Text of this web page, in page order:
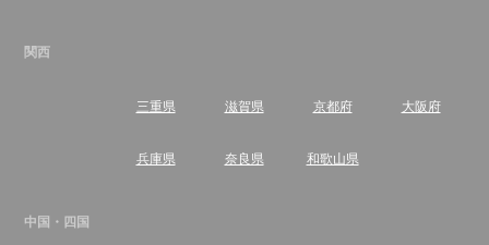
関西
三重県 滋賀県 京都府 大阪府
兵庫県 奈良県 和歌山県
中国・四国